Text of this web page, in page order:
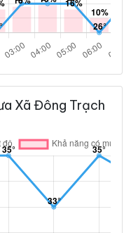
Xã Đông Trạch